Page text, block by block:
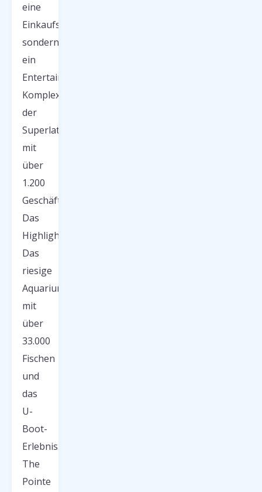
eine
Einkaufsmeile,
sondern
ein
Entertainment-
Komplex
der
Superlative
mit
über
1.200
Geschäften.
Das
Highlight?
Das
riesige
Aquarium
mit
über
33.000
Fischen
und
das
U-
Boot-
Erlebnis.
The
Pointe